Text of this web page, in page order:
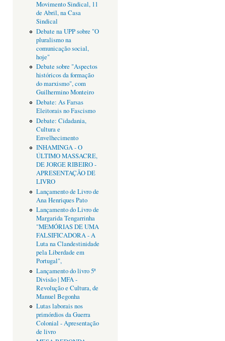
Movimento Sindical, 11
de Abril, na Casa
Sindical
Debate na UPP sobre "O
pluralismo na
comunicação social,
hoje"
Debate sobre "Aspectos
históricos da formação
do marxismo", com
Guilhermino Monteiro
Debate: As Farsas
Eleitorais no Fascismo
Debate: Cidadania,
Cultura e
Envelhecimento
INHAMINGA - O
ÚLTIMO MASSACRE,
DE JORGE RIBEIRO -
APRESENTAÇÃO DE
LIVRO
Lançamento de Livro de
Ana Henriques Pato
Lançamento do Livro de
Margarida Tengarrinha
"MEMÓRIAS DE UMA
FALSIFICADORA - A
Luta na Clandestinidade
pela Liberdade em
Portugal",
Lançamento do livro 5ª
Divisão | MFA -
Revolução e Cultura, de
Manuel Begonha
Lutas laborais nos
primórdios da Guerra
Colonial - Apresentação
de livro